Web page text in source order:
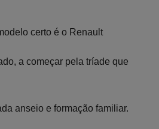
certo é o Renault
a começar pela tríade que
anseio e formação familiar.